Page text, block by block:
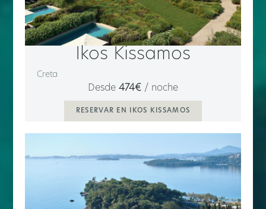
Ikos Kissamos
Creta
Desde 474€ / noche
RESERVAR EN IKOS KISSAMOS